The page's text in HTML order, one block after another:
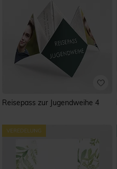
Reisepass zur Jugendweihe 4